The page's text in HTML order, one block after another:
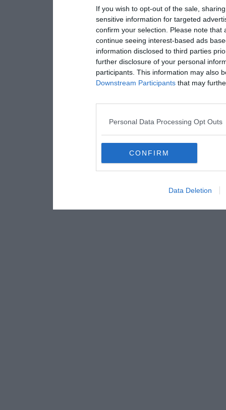
If you wish to opt-out of the sale,
sensitive information for targeted
confirm your selection. Please note
continue seeing interest-based ads
information disclosed to third parties
further disclosure of your personal
participants. This information may also
Downstream Participants that may
Personal Data Processing Opt Outs
CONFIRM
Data Deletion